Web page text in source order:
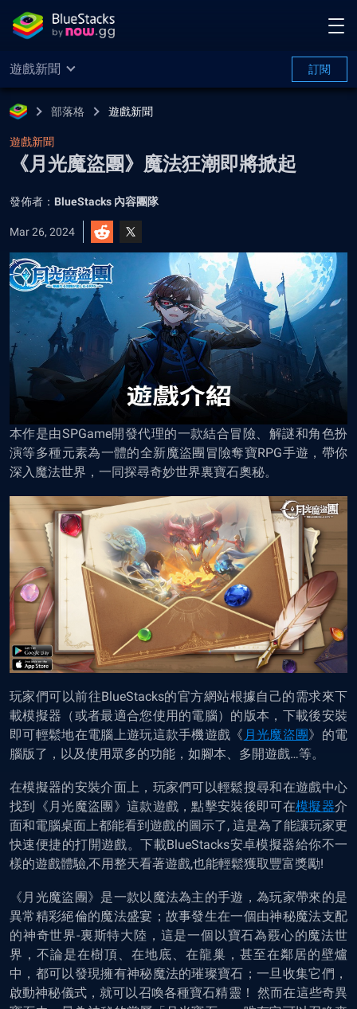
遊戲新聞 訂閱
部落格 遊戲新聞
遊戲新聞
《月光魔盜團》魔法狂潮即將掀起
發佈者： BlueStacks 內容團隊
Mar 26, 2024
本作是由SPGame開發代理的一款結合冒險、解謎和角色扮
演等多種元素為一體的全新魔盜團冒險奪寶RPG手遊，帶你
深入魔法世界，一同探尋奇妙世界裏寶石奧秘。
玩家們可以前往BlueStacks的官方網站根據自己的需求來下
載模擬器（或者最適合您使用的電腦）的版本，下載後安裝
即可輕鬆地在電腦上遊玩這款手機遊戲《 月光魔盜團》的電
腦版了，以及使用眾多的功能，如腳本、多開遊戲…等。
在模擬器的安裝介面上，玩家們可以輕鬆搜尋和在遊戲中心
找到《月光魔盜團》這款遊戲，點擊安裝後即可在模擬器介
面和電腦桌面上都能看到遊戲的圖示了, 這是為了能讓玩家更
快速便捷的打開遊戲。下載BlueStacks安卓模擬器給你不一
樣的遊戲體驗,不用整天看著遊戲,也能輕鬆獲取豐富獎勵!
《月光魔盜團》是一款以魔法為主的手遊，為玩家帶來的是
異常精彩絕倫的魔法盛宴；故事發生在一個由神秘魔法支配
的神奇世界-裏斯特大陸，這是一個以寶石為覈心的魔法世
界，不論是在樹頂、在地底、在龍巢，甚至在鄰居的壁爐
中，都可以發現擁有神秘魔法的璀璨寶石；一旦收集它們，
啟動神秘儀式，就可以召喚各種寶石精靈！ 然而在這些奇異